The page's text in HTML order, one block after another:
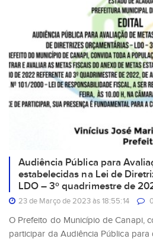
Audiência Pública para
estabelecidas na Lei de
LDO – 3º quadrimestre de
23 de Março de 2023 às 18:55:14
O Prefeito do Município de Canapi,
participar da Audiência Pública para